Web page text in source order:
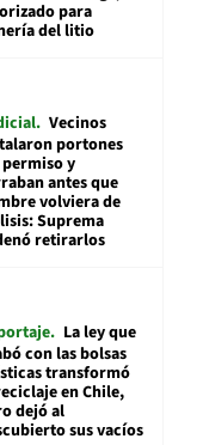
para
del litio
Vecinos
portones
y
antes que
volviera de
Suprema
retirarlos
La ley que
con las bolsas
transformó
en Chile,
dejó al
sus vacíos